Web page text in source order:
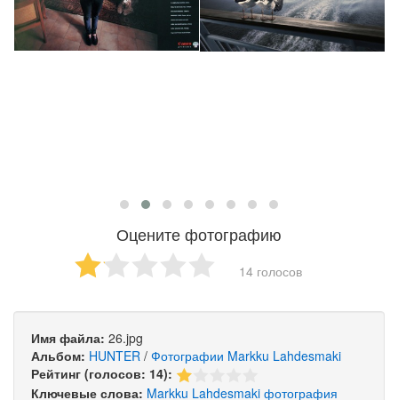
Оцените фотографию
14 голосов
Имя файла: 26.jpg
Альбом: HUNTER / Фотографии Markku Lahdesmaki
Рейтинг (голосов: 14):
Ключевые слова: Markku Lahdesmaki фотография